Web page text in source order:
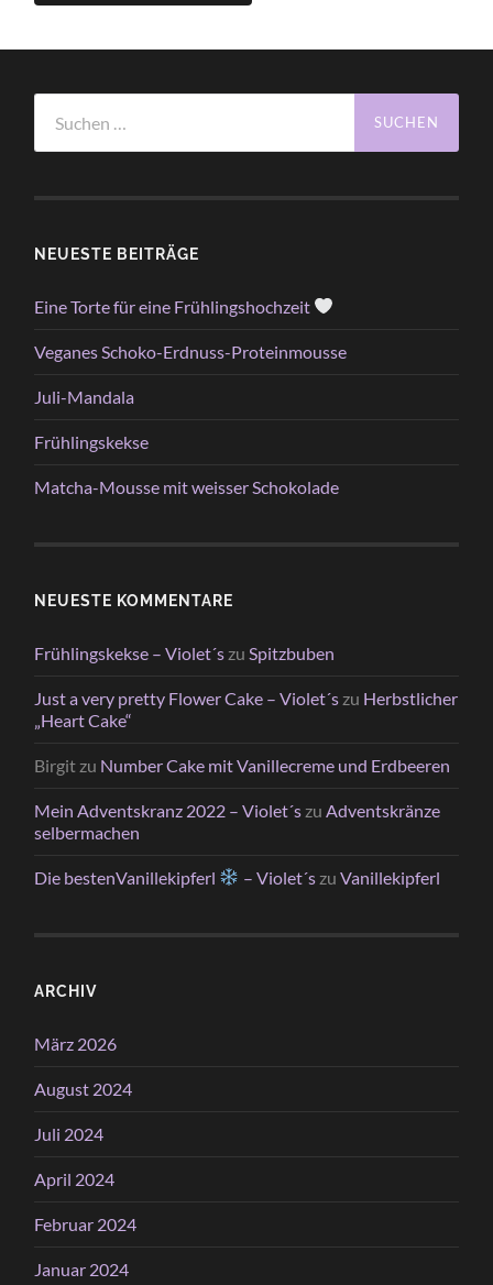
nach:
NEUESTE BEITRÄGE
Eine Torte für eine Frühlingshochzeit
Veganes Schoko-Erdnuss-Proteinmousse
Juli-Mandala
Frühlingskekse
Matcha-Mousse mit weisser Schokolade
NEUESTE KOMMENTARE
Frühlingskekse – Violet´s zuSpitzbuben
Just a very pretty Flower Cake – Violet´s zu Herbstlicher
„Heart Cake“
Birgit zu Number Cake mit Vanillecreme und Erdbeeren
Mein Adventskranz 2022 – Violet´s zuAdventskränze
selbermachen
Die bestenVanillekipferl – Violet´szu Vanillekipferl
ARCHIV
März 2026
August 2024
Juli 2024
April 2024
Februar 2024
Januar 2024